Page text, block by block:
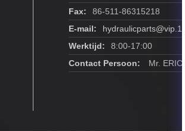
Fax:
86-511-86315218
E-mail:
Werktijd:
8:00-17:00
Contact Persoon:
Mr. ERIC